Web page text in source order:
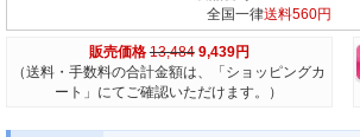
全国一律送料560円
販売価格 13,484 9,439円
（送料・手数料の合計金額は、「ショッピングカ
ート」にてご確認いただけます。）